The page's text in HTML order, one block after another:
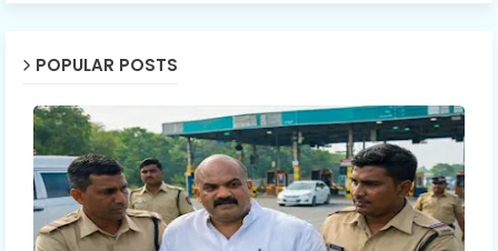
POPULAR POSTS